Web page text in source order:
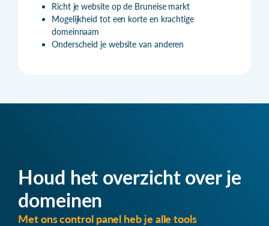
Richt je website op de Bruneise markt
Mogelijkheid tot een korte en krachtige
domeinnaam
Onderscheid je website van anderen
Houd het overzicht over je
domeinen
Met ons control panel heb je alle tools